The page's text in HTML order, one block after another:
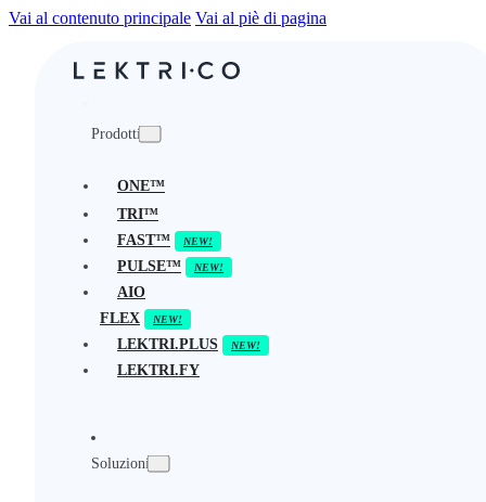
Vai al contenuto principale Vai al piè di pagina
Prodotti
ONE™
TRI™
FAST™
PULSE™
AIO
FLEX
LEKTRI.PLUS
LEKTRI.FY
Soluzioni